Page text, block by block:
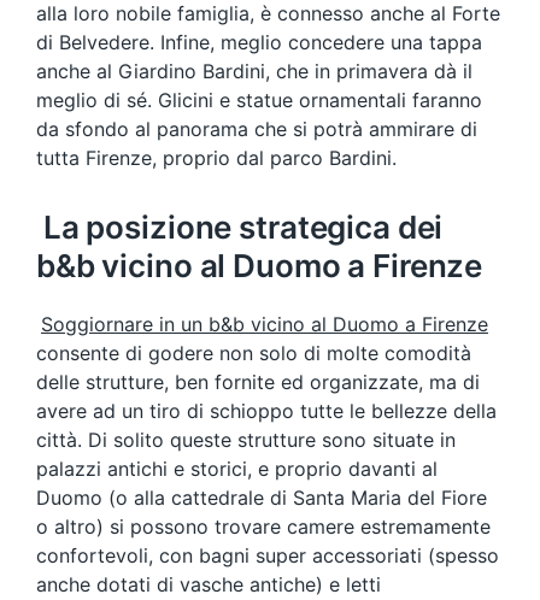
alla loro nobile famiglia, è connesso anche al Forte
di Belvedere. Infine, meglio concedere una tappa
anche al Giardino Bardini, che in primavera dà il
meglio di sé. Glicini e statue ornamentali faranno
da sfondo al panorama che si potrà ammirare di
tutta Firenze, proprio dal parco Bardini.
La posizione strategica dei
b&b vicino al Duomo a Firenze
Soggiornare in un b&b vicino al Duomo a Firenze
consente di godere non solo di molte comodità
delle strutture, ben fornite ed organizzate, ma di
avere ad un tiro di schioppo tutte le bellezze della
città. Di solito queste strutture sono situate in
palazzi antichi e storici, e proprio davanti al
Duomo (o alla cattedrale di Santa Maria del Fiore
o altro) si possono trovare camere estremamente
confortevoli, con bagni super accessoriati (spesso
anche dotati di vasche antiche) e letti